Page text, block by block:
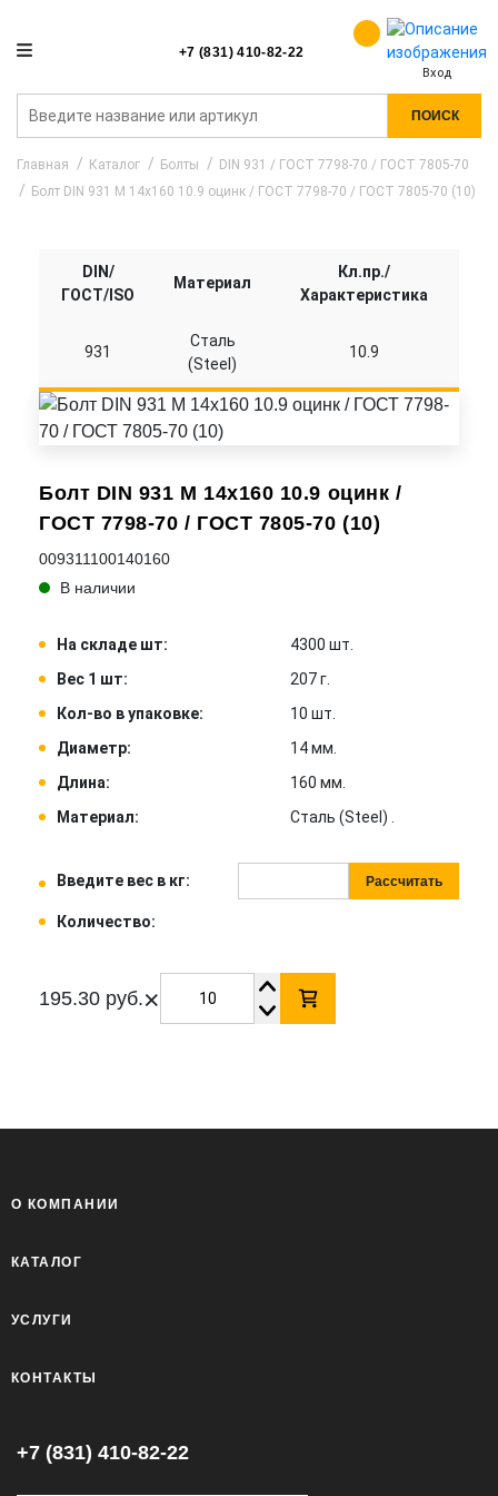
+7 (831) 410-82-22
Вход
ПОИСК
Главная Каталог Болты
DIN 931 / ГОСТ 7798-70 / ГОСТ 7805-70
Болт DIN 931 M 14x160 10.9 оцинк / ГОСТ 7798-70 / ГОСТ 7805-70 (10)
Болт DIN 931 M 14x160 10.9 оцинк /
ГОСТ 7798-70 / ГОСТ 7805-70 (10)
009311100140160
В наличии
На складе шт:
4300 шт.
Вес 1 шт:
207 г.
Кол-во в упаковке:
10 шт.
Диаметр:
14 мм.
Длина:
160 мм.
Материал:
Сталь (Steel) .
Введите вес в кг: Рассчитать
Количество:
195.30 руб.×
DIN/
ГОСТ/ISO
Материал
Кл.пр./
Характеристика
931
Сталь
(Steel)
10.9
О КОМПАНИИ
КАТАЛОГ
УСЛУГИ
КОНТАКТЫ
+7 (831) 410-82-22